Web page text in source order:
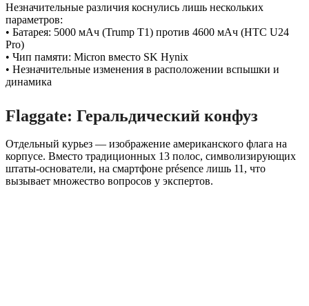
Незначительные различия коснулись лишь нескольких
параметров:
• Батарея: 5000 мАч (Trump T1) против 4600 мАч (HTC U24
Pro)
• Чип памяти: Micron вместо SK Hynix
• Незначительные изменения в расположении вспышки и
динамика
Flaggate: Геральдический конфуз
Отдельный курьез — изображение американского флага на
корпусе. Вместо традиционных 13 полос, символизирующих
штаты-основатели, на смартфоне présence лишь 11, что
вызывает множество вопросов у экспертов.